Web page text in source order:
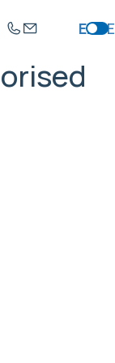
ENDE